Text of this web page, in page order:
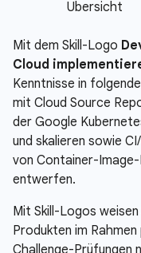
Mit dem Skill-Logo
Cloud
Kenntnisse in
mit Cloud Source
der Google
und skalieren sowie
von Container-
entwerfen.
Mit Skill-Logos
Produkten im
Challenge-Prüfungen